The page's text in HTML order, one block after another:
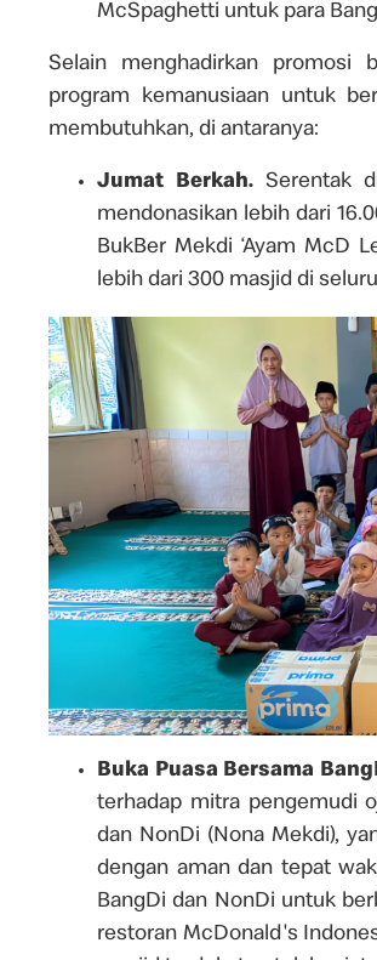
McSpaghetti untuk para
Selain menghadirkan promosi
program kemanusiaan untuk
membutuhkan, di antaranya:
Jumat Berkah.Serentak
mendonasikan lebih dari
BukBer Mekdi ‘Ayam McD
lebih dari 300 masjid di
Buka Puasa Bersama
terhadap mitra pengemudi
dan NonDi (Nona Mekdi),
dengan aman dan tepat
BangDi dan NonDi untuk
restoran McDonald's